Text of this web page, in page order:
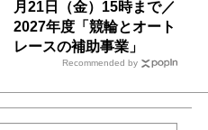
月21日（金）15時まで／
2027年度「競輪とオート
レースの補助事業」
Recommended by